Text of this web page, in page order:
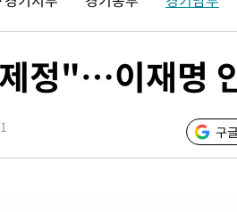
스닥 1.3%↑
정"…이재명
구